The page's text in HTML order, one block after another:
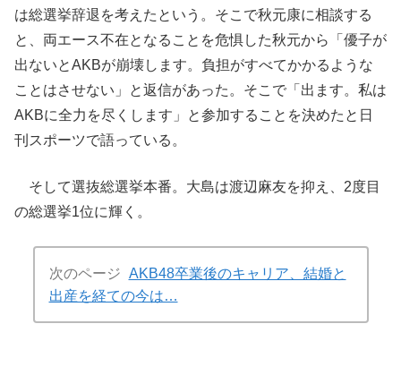
は総選挙辞退を考えたという。そこで秋元康に相談する
と、両エース不在となることを危惧した秋元から「優子が
出ないとAKBが崩壊します。負担がすべてかかるような
ことはさせない」と返信があった。そこで「出ます。私は
AKBに全力を尽くします」と参加することを決めたと日
刊スポーツで語っている。
そして選抜総選挙本番。大島は渡辺麻友を抑え、2度目
の総選挙1位に輝く。
次のページ AKB48卒業後のキャリア、結婚と
出産を経ての今は…